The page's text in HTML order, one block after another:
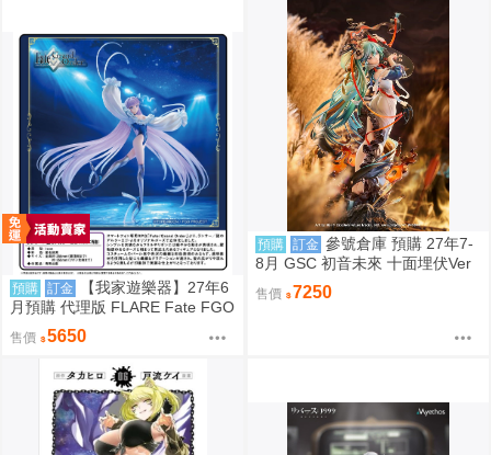
預購 訂金
【我家遊樂器】27年6
月預購 代理版 FLARE Fate FGO
Lancer 謎之Alter Ego・Λ 第二再
臨
售價 5650
預購 訂金 參號倉庫 預購 27年7-
8月 GSC 初音未來 十面埋伏Ver
1/7 再版 9/7 超取免訂
售價 7250